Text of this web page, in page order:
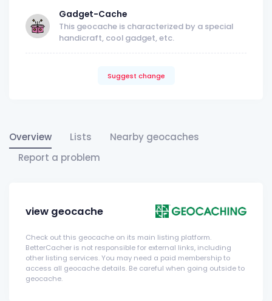
Gadget-Cache
This geocache is characterized by a special
handicraft, cool gadget, etc.
Suggest change
Overview Lists
Nearby geocaches
Report a problem
view geocache
Check out this geocache on its main listing platform.
BetterCacher is not responsible for external links, including
other listing services. You may need a paid membership to
access all geocache details. Be careful when going outside to
geocache.